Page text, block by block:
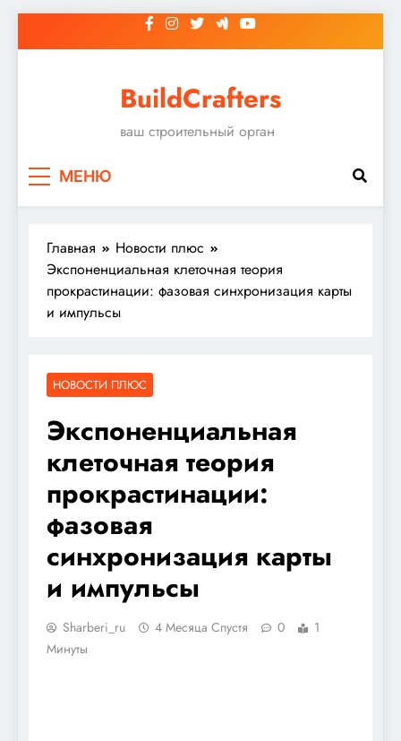
к
BuildCrafters
ваш строительный орган
МЕНЮ
Главная
Новости плюс
Экспоненциальная клеточная теория
прокрастинации: фазовая синхронизация карты
и импульсы
НОВОСТИ ПЛЮС
Экспоненциальная
клеточная теория
прокрастинации:
фазовая
синхронизация карты
и импульсы
Sharberi_ru 4 Месяца Спустя 0
1
Минуты